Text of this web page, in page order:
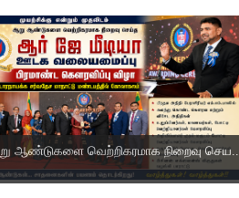
ஆண்டுகளை வெற்றிகரமாக நிறைவு